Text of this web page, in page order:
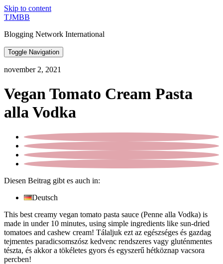
Skip to content
TJMBB
Blogging Network International
Toggle Navigation
november 2, 2021
Vegan Tomato Cream Pasta
alla Vodka
Diesen Beitrag gibt es auch in:
Deutsch
This best creamy vegan tomato pasta sauce (Penne alla Vodka) is
made in under 10 minutes, using simple ingredients like sun-dried
tomatoes and cashew cream! Tálaljuk ezt az egészséges és gazdag
tejmentes paradicsomszósz kedvenc rendszeres vagy gluténmentes
tészta, és akkor a tökéletes gyors és egyszerű hétköznap vacsora
percben!